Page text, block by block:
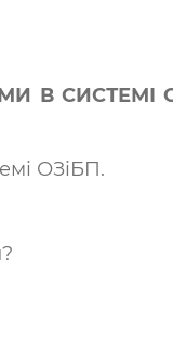
В СИСТЕМІ
ОЗіБП.